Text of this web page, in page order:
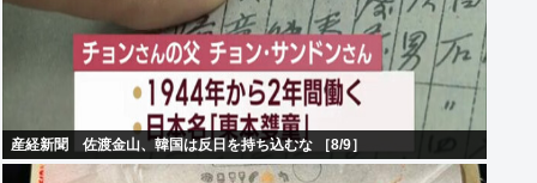
産経新聞 佐渡金山、韓国は反日を持ち込むな ［8/9］